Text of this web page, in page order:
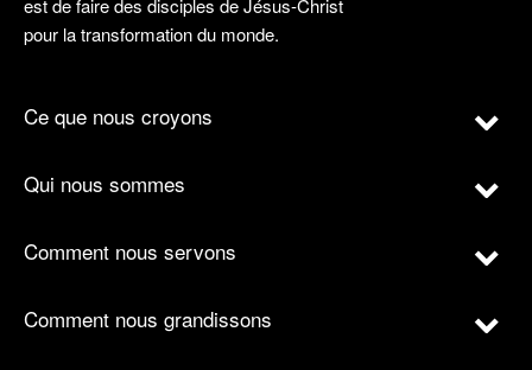
est de faire des disciples de Jésus-Christ
pour la transformation du monde.
Ce que nous croyons
Qui nous sommes
Comment nous servons
Comment nous grandissons